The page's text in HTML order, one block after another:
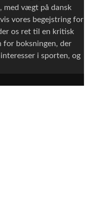
med vægt på dansk
vores begejstring for
os ret til en kritisk
for boksningen, der
i sporten, og